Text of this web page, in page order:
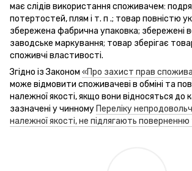
має слідів використання споживачем:
потертостей, плям і т. п .; товар повністю
збережена фабрична упаковка; збережені
заводське маркування; товар зберігає
споживчі властивості.
Згідно із Законом «Про захист прав
може відмовити споживачеві в обміні та
належної якості, якщо вони відносяться до
зазначені у чинному Переліку
належної якості, не підлягають поверненню